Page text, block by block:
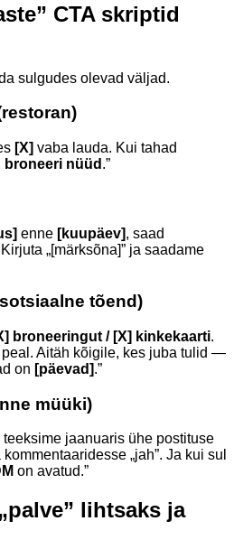
CTA skriptid
sulgudes olevad väljad.
[X] vaba lauda. Kui tahad
broneeri nüüd .”
enne [kuupäev], saad
„[märksõna]” ja saadame
tõend)
broneeringut / [X] kinkekaarti.
peal. Aitäh kõigile, kes juba tulid —
on [päevad].”
müüki)
teeksime jaanuaris ühe postituse
kommentaaridesse „jah”. Ja kui sul
on avatud.”
lihtsaks ja